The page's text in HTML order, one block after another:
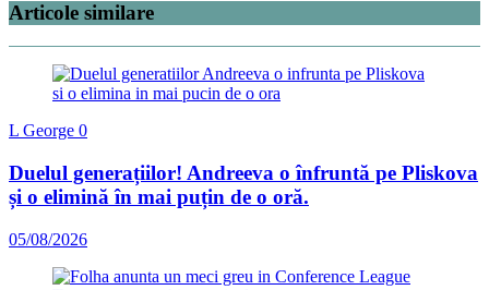
Articole similare
L George 0
Duelul generațiilor! Andreeva o înfruntă pe Pliskova
și o elimină în mai puțin de o oră.
05/08/2026